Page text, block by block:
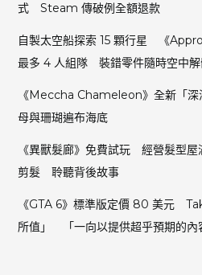
式 Steam 傳破例全額退款
自製太空船探索 15 顆行星 《
最多 4 人組隊 裝錯零件隨時空中解
《Meccha Chameleon》全新「
母與珊瑚遍布海底
《異獸髮廊》免費試玩 經營髮型
剪髮 聆聽背後故事
《GTA 6》標準版定價 80 美元
所值」 「一向以提供超乎預期的內